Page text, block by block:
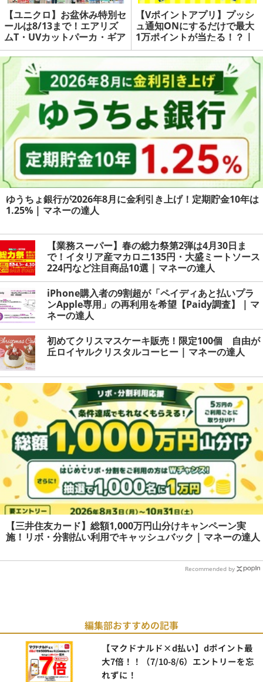
【ユニクロ】お盆休み特別セ
ールは8/13まで！エアリズ
ムT・UVカットパーカ・ギア
ショーツなど夏物がお得 | マ
ネーの達人
【Vポイントアプリ】プッシ
ュ通知ONにするだけで最大
1万ポイントが当たる！？ |
マネーの達人
ゆうちょ銀行が2026年8月に金利引き上げ！定期貯金10年は
1.25% | マネーの達人
【業務スーパー】春の総力祭第2弾は4月30日ま
で！イタリア産マカロニ135円・大盛ミートソース
224円など注目商品10選 | マネーの達人
iPhone購入者の9割超が「ペイディあと払いプラ
ンApple専用」の再利用を希望【Paidy調査】 | マ
ネーの達人
初めてクリスマスケーキ販売！限定100個 自由が
丘ロイヤルクリスタルコーヒー | マネーの達人
【三井住友カード】総額1,000万円山分けキャンペーン実
施！リボ・分割払い利用でキャッシュバック | マネーの達人
Recommended by
編集部おすすめの記事
【マクドナルド×d払い】dポイント最
大7倍！！（7/10-8/6）エントリーを忘
れずに！